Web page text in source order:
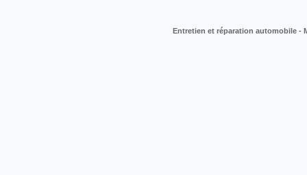
Entretien et réparation automobile -